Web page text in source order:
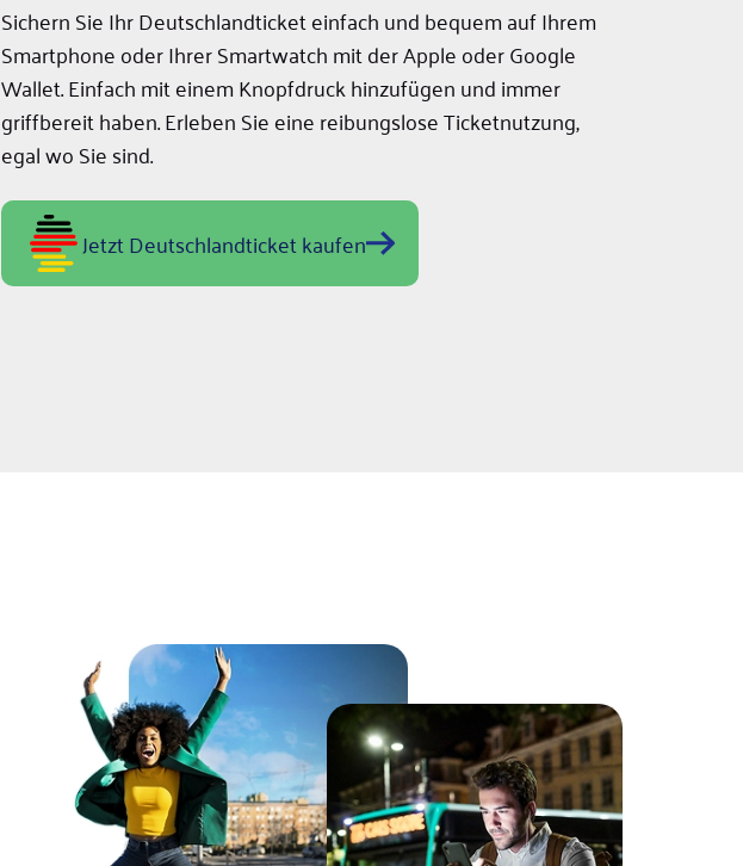
Sichern Sie Ihr Deutschlandticket einfach und bequem auf Ihrem
Smartphone oder Ihrer Smartwatch mit der Apple oder Google
Wallet. Einfach mit einem Knopfdruck hinzufügen und immer
griffbereit haben. Erleben Sie eine reibungslose Ticketnutzung,
egal wo Sie sind.
Jetzt Deutschlandticket kaufen